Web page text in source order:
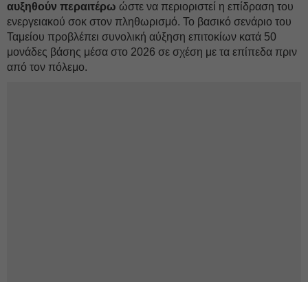
αυξηθούν περαιτέρω ώστε να περιοριστεί η επίδραση του
ενεργειακού σοκ στον πληθωρισμό. Το βασικό σενάριο του
Ταμείου προβλέπει συνολική αύξηση επιτοκίων κατά 50
μονάδες βάσης μέσα στο 2026 σε σχέση με τα επίπεδα πριν
από τον πόλεμο.